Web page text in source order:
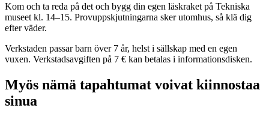
Kom och ta reda på det och bygg din egen läskraket på Tekniska
museet kl. 14–15. Provuppskjutningarna sker utomhus, så klä dig
efter väder.
Verkstaden passar barn över 7 år, helst i sällskap med en egen
vuxen. Verkstadsavgiften på 7 € kan betalas i informationsdisken.
Myös nämä tapahtumat voivat kiinnostaa
sinua